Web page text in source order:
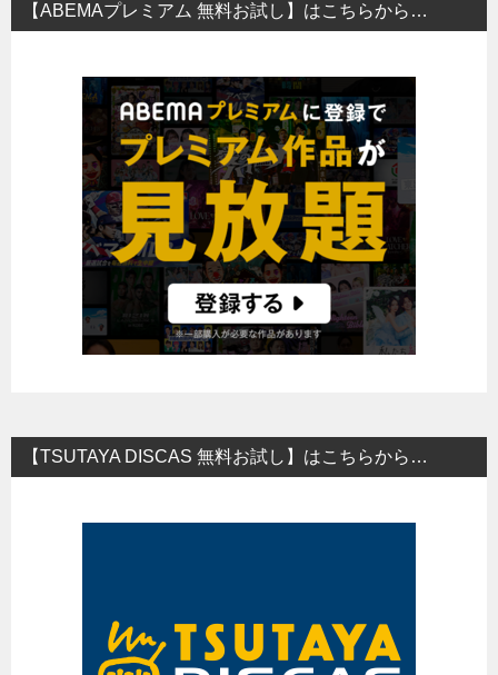
【ABEMAプレミアム 無料お試し】はこちらから…
【TSUTAYA DISCAS 無料お試し】はこちらから…